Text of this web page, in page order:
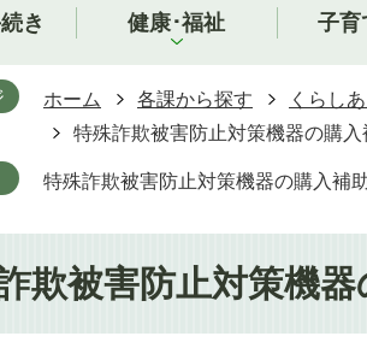
き 健康･福祉 子育
ホーム 各課から探す くらし
特殊詐欺被害防止対策機器の購入
特殊詐欺被害防止対策機器の購入補
欺被害防止対策機